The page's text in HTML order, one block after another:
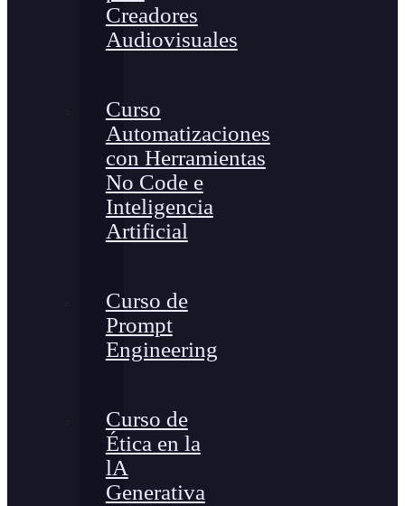
Creadores
Audiovisuales
Curso
Automatizaciones
con Herramientas
No Code e
Inteligencia
Artificial
Curso de
Prompt
Engineering
Curso de
Ética en la
lA
Generativa